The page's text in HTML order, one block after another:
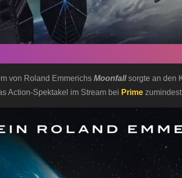
von Roland Emmerichs Moonfallsorgte an den
Action-Spektakel im Stream bei Prime